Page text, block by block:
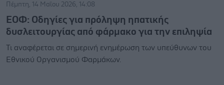
Πέμπτη, 14 Μαΐου 2026, 14:08
ΕΟΦ: Οδηγίες για πρόληψη ηπατικής
δυσλειτουργίας από φάρμακο για την επιληψία
Τι αναφέρεται σε σημερινή ενημέρωση των υπεύθυνων του
Εθνικού Οργανισμού Φαρμάκων.